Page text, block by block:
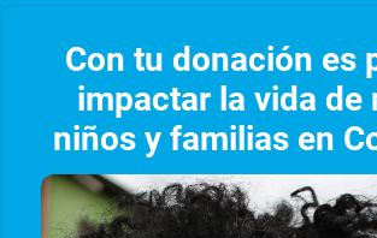
Con tu donación es
impactar la vida de
niños y familias en